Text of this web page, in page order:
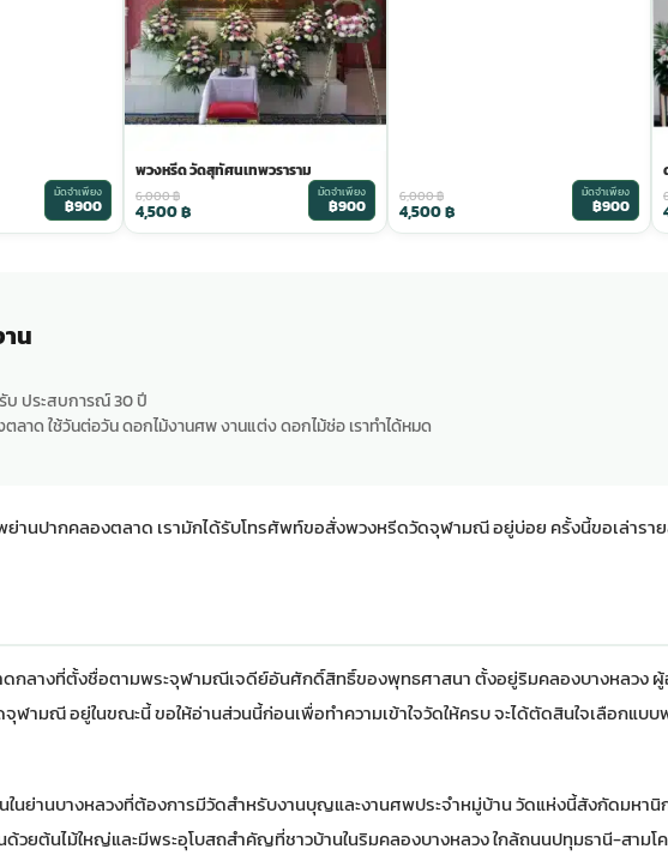
มัดจำเพียง
฿900
พวงหรีด วัดสุทัศนเทพวราราม
6,000฿
4,500฿
มัดจำเพียง
฿900 6,000฿
4,500฿
มัดจำเพียง
฿900
น
บ ประสบการณ์ 30 ปี
าด ใช้วันต่อวัน ดอกไม้งานศพ งานแต่ง ดอกไม้ช่อ เราทำได้หมด
านปากคลองตลาด เรามักได้รับโทรศัพท์ขอสั่งพวงหรีดวัดจุฬามณี อยู่บ่อย ครั้งนี้ขอเล่าราย
ดกลางที่ตั้งชื่อตามพระจุฬามณีเจดีย์อันศักดิ์สิทธิ์ของพุทธศาสนา ตั้งอยู่ริมคลองบางหลวง
ามณี อยู่ในขณะนี้ ขอให้อ่านส่วนนี้ก่อนเพื่อทำความเข้าใจวัดให้ครบ จะได้ตัดสินใจเลือกแบบ
นย่านบางหลวงที่ต้องการมีวัดสำหรับงานบุญและงานศพประจำหมู่บ้าน วัดแห่งนี้สังกัดมหานิ
ยต้นไม้ใหญ่และมีพระอุโบสถสำคัญที่ชาวบ้านในริมคลองบางหลวง ใกล้ถนนปทุมธานี-สามโค